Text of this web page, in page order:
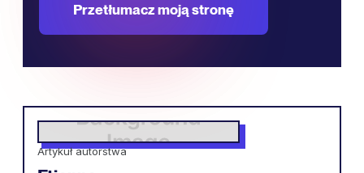
Przetłumacz moją stronę
Artykuł autorstwa